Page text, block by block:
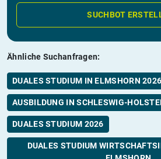
SUCHBOT
Ähnliche Suchanfragen:
DUALES STUDIUM IN ELMSHORN 2026
AUSBILDUNG IN SCHLESWIG-
DUALES STUDIUM 2026
DUALES STUDIUM